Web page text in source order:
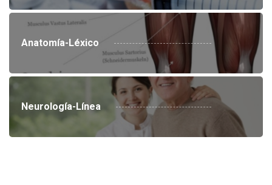
Anatomía-Léxico
Neurología-Línea